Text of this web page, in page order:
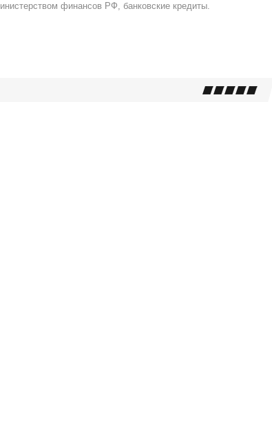
финансов РФ, банковские кредиты.